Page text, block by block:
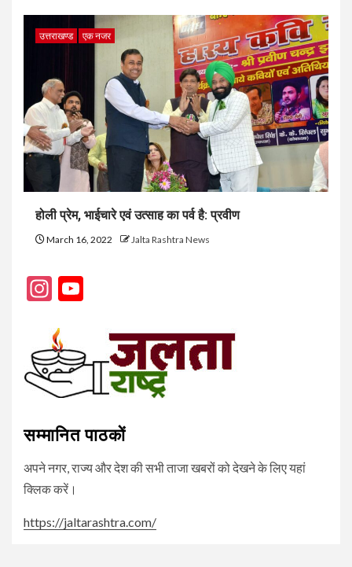
उत्तराखण्ड एक नजर
होली प्रेम, भाईचारे एवं उत्साह का पर्व है: प्रवीण
March 16, 2022 Jalta Rashtra News
Instagram
सम्मानित पाठकों
अपने नगर, राज्य और देश की सभी ताजा खबरों को देखने के लिए यहां
क्लिक करें।
https://jaltarashtra.com/